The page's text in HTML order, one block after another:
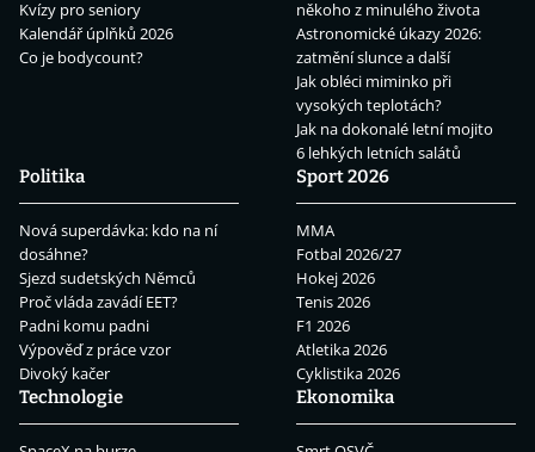
Kvízy pro seniory
Kalendář úplňků 2026
Co je bodycount?
někoho z minulého života
Astronomické úkazy 2026:
zatmění slunce a další
Jak obléci miminko při
vysokých teplotách?
Jak na dokonalé letní mojito
6 lehkých letních salátů
Politika
Nová superdávka: kdo na ní
dosáhne?
Sjezd sudetských Němců
Proč vláda zavádí EET?
Padni komu padni
Výpověď z práce vzor
Divoký kačer
Sport 2026
MMA
Fotbal 2026/27
Hokej 2026
Tenis 2026
F1 2026
Atletika 2026
Cyklistika 2026
Technologie
Ekonomika